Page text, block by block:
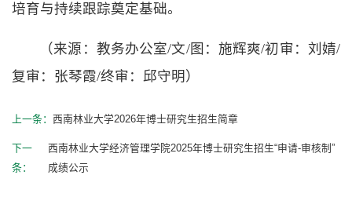
培育与持续跟踪奠定基础。
（来源：教务办公室/文/图：施辉爽/初审：刘婧/
复审：张琴霞/终审：邱守明 ）
上一条： 西南林业大学2026年博士研究生招生简章
下一
条：
西南林业大学经济管理学院2025年博士研究生招生“申请-审核制”
成绩公示